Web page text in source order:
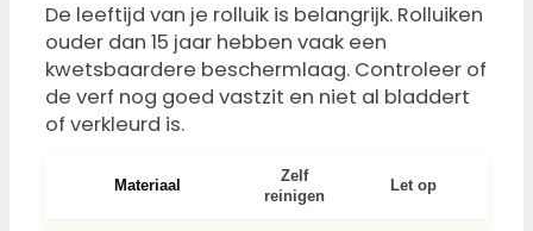
De leeftijd van je rolluik is belangrijk. Rolluiken
ouder dan 15 jaar hebben vaak een
kwetsbaardere beschermlaag. Controleer of
de verf nog goed vastzit en niet al bladdert
of verkleurd is.
Materiaal
Zelf
reinigen
Let op